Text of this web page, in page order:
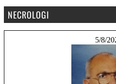
NECROLOGI
5/8/